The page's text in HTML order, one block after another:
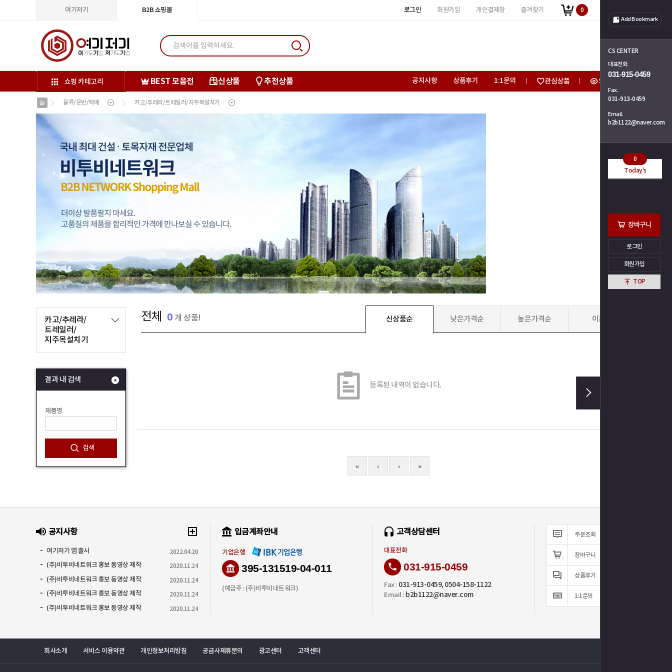
여기저기 B2B 쇼핑몰 로그인 회원가입 개인결제창 즐겨찾기 0
쇼핑 카테고리 BEST 모음전 신상품 추천상품 공지사항 상품후기 1:1문의 관심상품 오늘 본 상품
Add Bookmark
CS CENTER
대표전화.
031-915-0459
Fax.
031-913-0459
Email.
b2b1122@naver.com
Today's
0
장바구니
로그인
회원가입
TOP
물류/운반/택배 카고/추레라/트레일러/지주목설치기
카고/추레라/
트레일러/
지주목설치기
결과 내 검색
제품명
검색
전체 0 개 상품! 신상품순 낮은가격순 높은가격순 이름순
등록된 내역이 없습니다.
« ‹ › »
공지사항
여기저기 앱 출시 2022.04.20
(주)비투비네트워크 홍보 동영상 제작 2020.11.24
(주)비투비네트워크 홍보 동영상 제작 2020.11.24
(주)비투비네트워크 홍보 동영상 제작 2020.11.24
(주)비투비네트워크 홍보 동영상 제작 2020.11.24
입금계좌안내
기업은행
395-131519-04-011
(예금주 : (주)비투비네트워크)
고객상담센터
대표전화
031-915-0459
Fax : 031-913-0459, 0504-158-1122
Email : b2b1122@naver.com
주문조회
장바구니
상품후기
1:1문의
회사소개 서비스 이용약관 개인정보처리방침 공급사제휴문의 광고센터 고객센터